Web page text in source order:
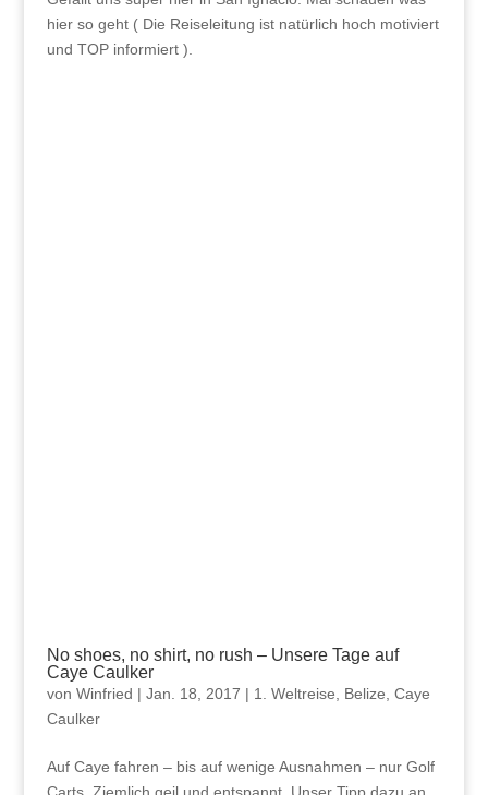
hier so geht ( Die Reiseleitung ist natürlich hoch motiviert
und TOP informiert ).
No shoes, no shirt, no rush – Unsere Tage auf
Caye Caulker
von Winfried | Jan. 18, 2017 | 1. Weltreise Belize Caye
Caulker
Auf Caye fahren – bis auf wenige Ausnahmen – nur Golf